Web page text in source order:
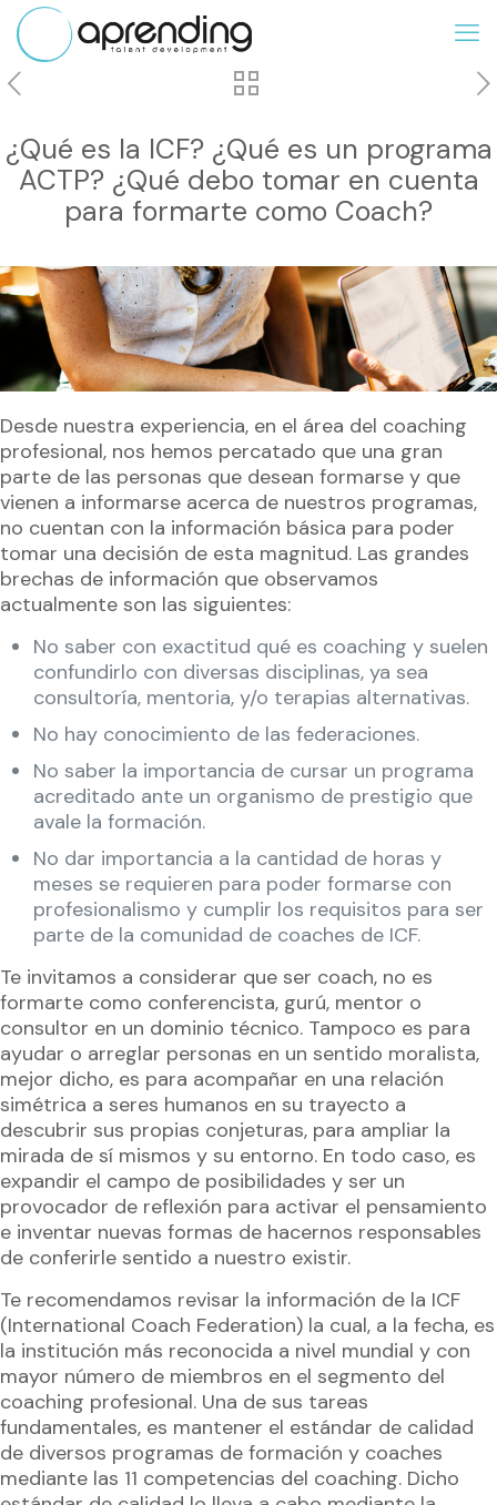
¿Qué es la ICF? ¿Qué es un programa
ACTP? ¿Qué debo tomar en cuenta
para formarte como Coach?
Desde nuestra experiencia, en el área del coaching
profesional, nos hemos percatado que una gran
parte de las personas que desean formarse y que
vienen a informarse acerca de nuestros programas,
no cuentan con la información básica para poder
tomar una decisión de esta magnitud. Las grandes
brechas de información que observamos
actualmente son las siguientes:
No saber con exactitud qué es coaching y suelen
confundirlo con diversas disciplinas, ya sea
consultoría, mentoria, y/o terapias alternativas.
No hay conocimiento de las federaciones.
No saber la importancia de cursar un programa
acreditado ante un organismo de prestigio que
avale la formación.
No dar importancia a la cantidad de horas y
meses se requieren para poder formarse con
profesionalismo y cumplir los requisitos para ser
parte de la comunidad de coaches de ICF.
Te invitamos a considerar que ser coach, no es
formarte como conferencista, gurú, mentor o
consultor en un dominio técnico. Tampoco es para
ayudar o arreglar personas en un sentido moralista,
mejor dicho, es para acompañar en una relación
simétrica a seres humanos en su trayecto a
descubrir sus propias conjeturas, para ampliar la
mirada de sí mismos y su entorno. En todo caso, es
expandir el campo de posibilidades y ser un
provocador de reflexión para activar el pensamiento
e inventar nuevas formas de hacernos responsables
de conferirle sentido a nuestro existir.
Te recomendamos revisar la información de la ICF
(International Coach Federation) la cual, a la fecha, es
la institución más reconocida a nivel mundial y con
mayor número de miembros en el segmento del
coaching profesional. Una de sus tareas
fundamentales, es mantener el estándar de calidad
de diversos programas de formación y coaches
mediante las 11 competencias del coaching. Dicho